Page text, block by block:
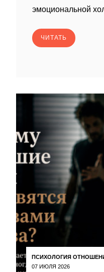
эмоциональной
ЧИТАТЬ
ПСИХОЛОГИЯ
07 ИЮЛЯ 2026